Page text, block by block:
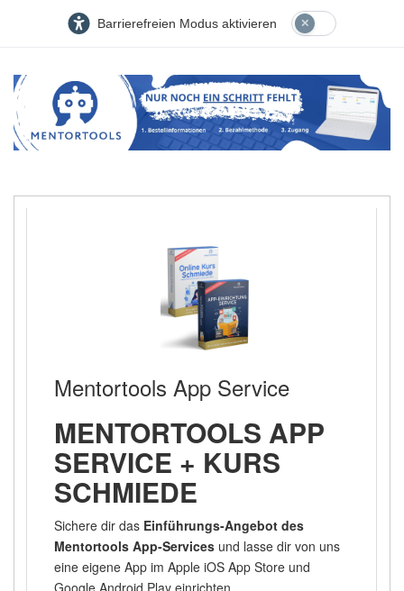
Barrierefreien Modus aktivieren
Mentortools App Service
MENTORTOOLS APP
SERVICE + KURS
SCHMIEDE
Sichere dir das Einführungs-Angebot des
Mentortools App-Services und lasse dir von uns
eine eigene App im Apple iOS App Store und